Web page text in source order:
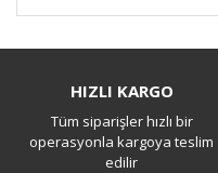
HIZLI KARGO
Tüm siparişler hızlı bir
operasyonla kargoya teslim
edilir